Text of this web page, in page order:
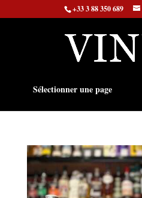
+33 3 88 350 689
Sélectionner une page